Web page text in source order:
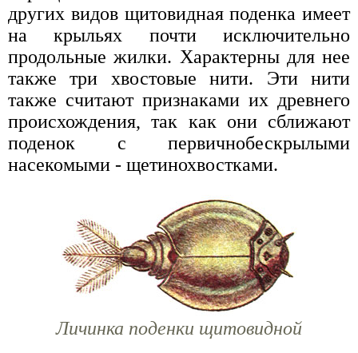
других видов щитовидная поденка имеет
на крыльях почти исключительно
продольные жилки. Характерны для нее
также три хвостовые нити. Эти нити
также считают признаками их древнего
происхождения, так как они сближают
поденок с первичнобескрылыми
насекомыми - щетинохвостками.
Личинка поденки щитовидной